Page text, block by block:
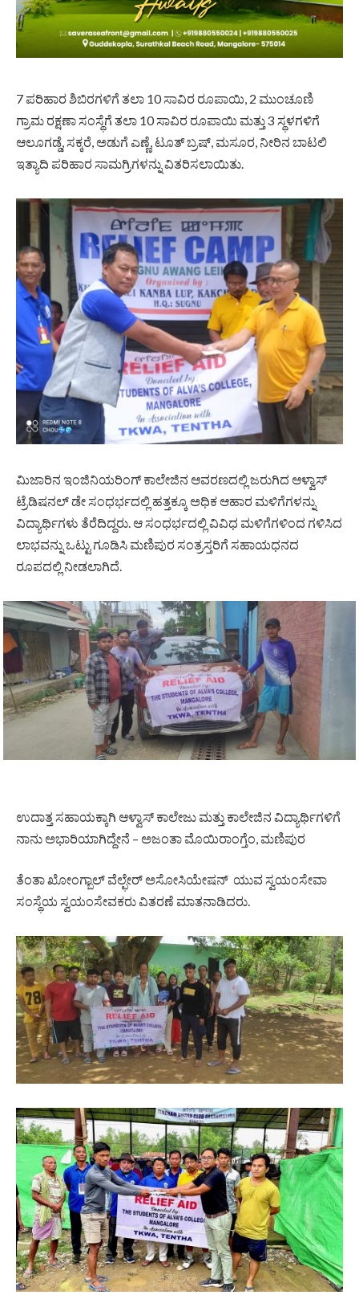
7 ಪರಿಹಾರ ಶಿಬಿರಗಳಿಗೆ ತಲಾ 10 ಸಾವಿರ ರೂಪಾಯಿ, 2 ಮುಂಚೂಣಿ
ಗ್ರಾಮ ರಕ್ಷಣಾ ಸಂಸ್ಥೆಗೆ ತಲಾ 10 ಸಾವಿರ ರೂಪಾಯಿ ಮತ್ತು 3 ಸ್ಥಳಗಳಿಗೆ
ಆಲೂಗಡ್ಡೆ, ಸಕ್ಕರೆ, ಅಡುಗೆ ಎಣ್ಣೆ, ಟೂತ್ ಬ್ರಷ್, ಮಸೂರ, ನೀರಿನ ಬಾಟಲಿ
ಇತ್ಯಾದಿ ಪರಿಹಾರ ಸಾಮಗ್ರಿಗಳನ್ನು ವಿತರಿಸಲಾಯಿತು.
ಮಿಜಾರಿನ ಇಂಜಿನಿಯರಿಂಗ್ ಕಾಲೇಜಿನ ಆವರಣದಲ್ಲಿ ಜರುಗಿದ ಆಳ್ವಾಸ್
ಟ್ರೆಡಿಷನಲ್ ಡೇ ಸಂಧರ್ಭದಲ್ಲಿ ಹತ್ತಕ್ಕೂ ಅಧಿಕ ಆಹಾರ ಮಳಿಗೆಗಳನ್ನು
ವಿದ್ಯಾರ್ಥಿಗಳು ತೆರೆದಿದ್ದರು. ಆ ಸಂಧರ್ಭದಲ್ಲಿ ವಿವಿಧ ಮಳಿಗೆಗಳಿಂದ ಗಳಿಸಿದ
ಲಾಭವನ್ನು ಒಟ್ಟು ಗೂಡಿಸಿ ಮಣಿಪುರ ಸಂತ್ರಸ್ತರಿಗೆ ಸಹಾಯಧನದ
ರೂಪದಲ್ಲಿ ನೀಡಲಾಗಿದೆ.
ಉದಾತ್ತ ಸಹಾಯಕ್ಕಾಗಿ ಆಳ್ವಾಸ್ ಕಾಲೇಜು ಮತ್ತು ಕಾಲೇಜಿನ ವಿದ್ಯಾರ್ಥಿಗಳಿಗೆ
ನಾನು ಅಭಾರಿಯಾಗಿದ್ದೇನೆ – ಅಜಂತಾ ಮೊಯಿರಾಂಗ್ತೆಂ, ಮಣಿಪುರ
ತೆಂತಾ ಖೋಂಗ್ಬಾಲ್ ವೆಲ್ಫೇರ್ ಅಸೋಸಿಯೇಷನ್ ಯುವ ಸ್ವಯಂಸೇವಾ
ಸಂಸ್ಥೆಯ ಸ್ವಯಂಸೇವಕರು ವಿತರಣೆ ಮಾತನಾಡಿದರು.